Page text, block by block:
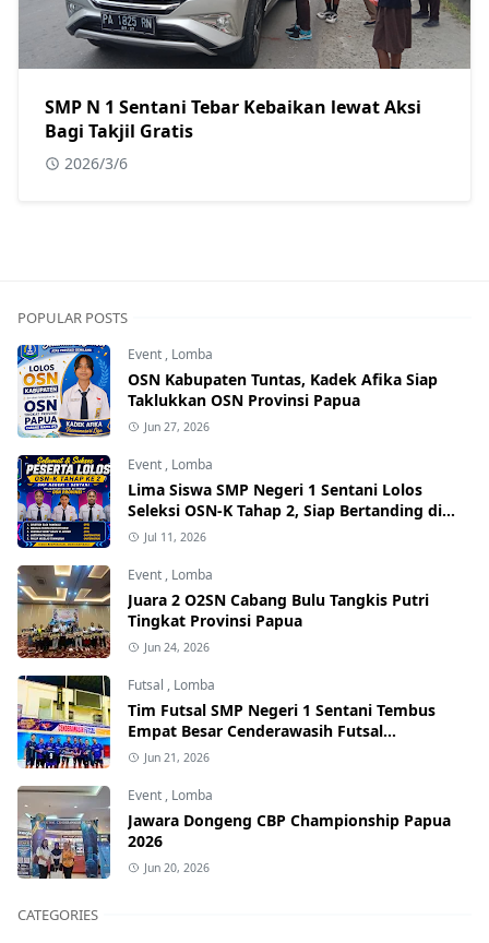
SMP N 1 Sentani Tebar Kebaikan lewat Aksi
Bagi Takjil Gratis
2026/3/6
POPULAR POSTS
Event , Lomba
OSN Kabupaten Tuntas, Kadek Afika Siap
Taklukkan OSN Provinsi Papua
Jun 27, 2026
Event , Lomba
Lima Siswa SMP Negeri 1 Sentani Lolos
Seleksi OSN-K Tahap 2, Siap Bertanding di
Tingkat Provinsi
Jul 11, 2026
Event , Lomba
Juara 2 O2SN Cabang Bulu Tangkis Putri
Tingkat Provinsi Papua
Jun 24, 2026
Futsal , Lomba
Tim Futsal SMP Negeri 1 Sentani Tembus
Empat Besar Cenderawasih Futsal
Championship Series I 2026
Jun 21, 2026
Event , Lomba
Jawara Dongeng CBP Championship Papua
2026
Jun 20, 2026
CATEGORIES